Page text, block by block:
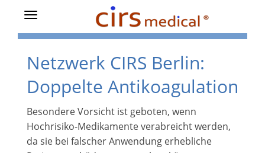
Toggle
navigation
Netzwerk CIRS Berlin:
Doppelte Antikoagulation
Besondere Vorsicht ist geboten, wenn
Hochrisiko-Medikamente verabreicht werden,
da sie bei falscher Anwendung erhebliche